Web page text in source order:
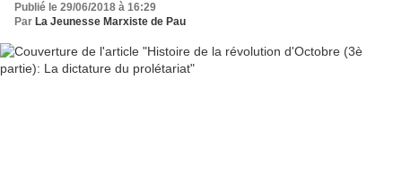
Publié le 29/06/2018 à 16:29
Par La Jeunesse Marxiste de Pau